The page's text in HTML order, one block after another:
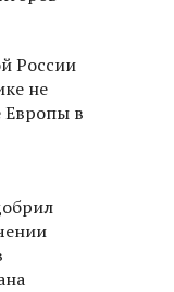
России
не
Европы в